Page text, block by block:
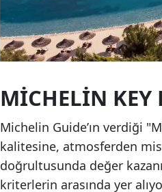
MICHELIN KEY
Michelin Guide’ın verdiği
kalitesine, atmosferden
doğrultusunda değer
kriterlerin arasında yer